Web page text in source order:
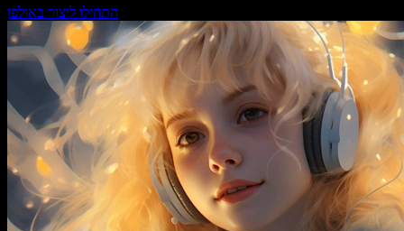
התחילו ליצור באולפן